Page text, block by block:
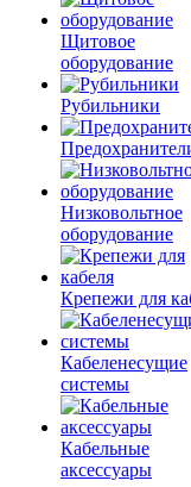
Щитовое
оборудование
Рубильники
Низковольтное
оборудование
Крепежи для
Кабеленесущие
системы
Кабельные
аксессуары